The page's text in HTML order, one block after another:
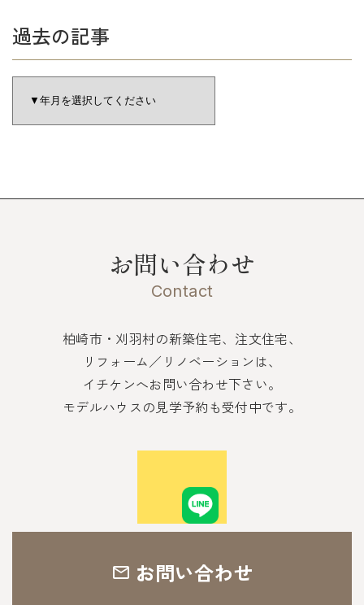
過去の記事
お問い合わせ
Contact
柏崎市・刈羽村の新築住宅、注文住宅、
リフォーム／リノベーションは、
イチケンへお問い合わせ下さい。
モデルハウスの見学予約も受付中です。
お問い合わせ